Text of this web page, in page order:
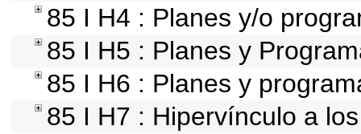
85 I H4 : Planes y/o
85 I H5 : Planes y
85 I H6 : Planes y
85 I H7 : Hipervínculo a